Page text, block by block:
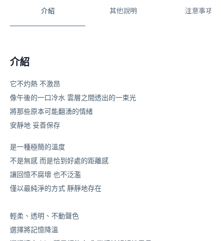
介紹 其他說明 注意事項
介紹
它不灼熱 不激昂
像午後的一口冷水 雲層之間透出的一束光
將那些原本可能翻湧的情緒
安靜地 妥善保存
是一種極簡的溫度
不是無感 而是恰到好處的距離感
讓回憶不腐壞 也不泛濫
僅以最純淨的方式 靜靜地存在
輕柔、透明、不動聲色
選擇將記憶降溫